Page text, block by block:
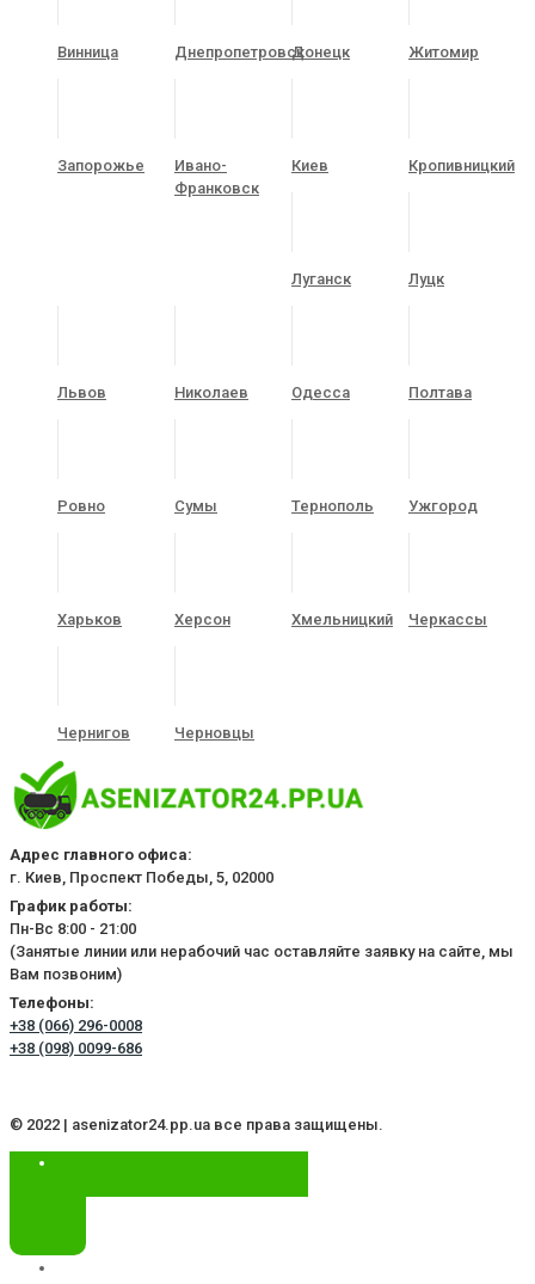
Винница ДнепропетровскДонецк Житомир
Запорожье
Ивано-
Франковск
Киев Кропивницкий
Луганск Луцк
Львов Николаев Одесса Полтава
Ровно Сумы Тернополь Ужгород
Харьков Херсон Хмельницкий Черкассы
Чернигов Черновцы
Адрес главного офиса:
г. Киев, Проспект Победы, 5, 02000
График работы:
Пн-Вс 8:00 - 21:00
(Занятые линии или нерабочий час оставляйте заявку на сайте, мы
Вам позвоним)
Телефоны:
+38 (066) 296-0008
+38 (098) 0099-686
© 2022 | asenizator24.pp.ua все права защищены.